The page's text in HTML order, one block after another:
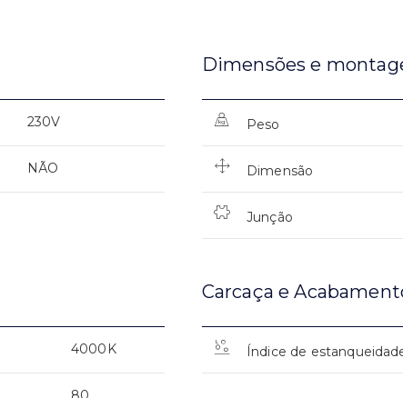
230V
NÃO
Dimensões e
Peso
Dimensão
Junção
4000K
Carcaça e
Índice de